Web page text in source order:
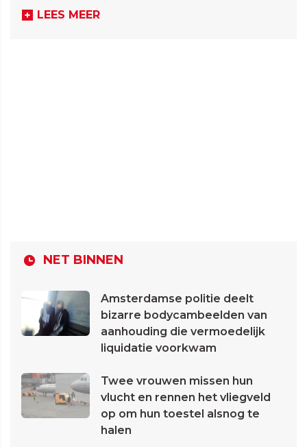
LEES MEER
NET BINNEN
Amsterdamse politie deelt
bizarre bodycambeelden van
aanhouding die vermoedelijk
liquidatie voorkwam
Twee vrouwen missen hun
vlucht en rennen het vliegveld
op om hun toestel alsnog te
halen